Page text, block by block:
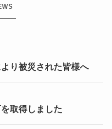
り被災された皆様へ
取得しました